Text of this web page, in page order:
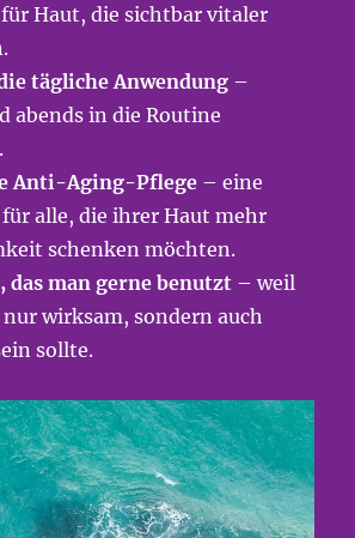
Haut, die sichtbar vitaler
tägliche Anwendung –
abends in die Routine
Anti-Aging-Pflege – eine
alle, die ihrer Haut mehr
schenken möchten.
das man gerne benutzt – weil
wirksam, sondern auch
sollte.